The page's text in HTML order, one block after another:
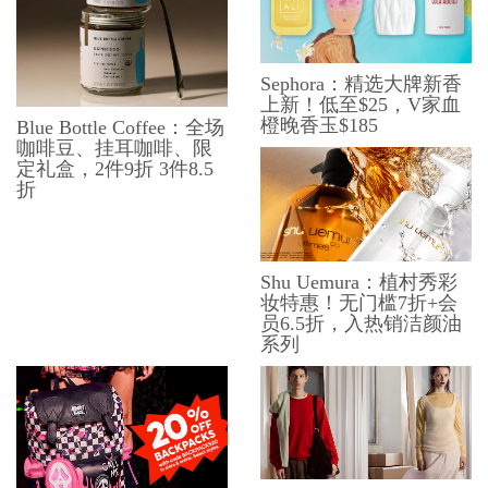
Blue Bottle Coffee：全场
咖啡豆、挂耳咖啡、限
定礼盒，2件9折 3件8.5
折
Sephora：精选大牌新香
上新！低至$25，V家血
橙晚香玉$185
Shu Uemura：植村秀彩
妆特惠！无门槛7折+会
员6.5折，入热销洁颜油
系列